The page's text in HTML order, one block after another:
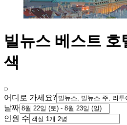
빌뉴스 베스트
색
어디로 가세요?
날짜
인원 수